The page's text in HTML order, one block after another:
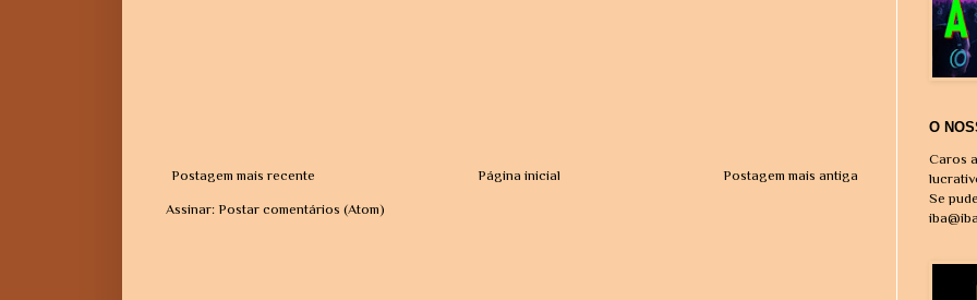
Postagem mais recente Postagem mais antiga
Página inicial
Assinar: Postar comentários (Atom)
O
Caros
Se